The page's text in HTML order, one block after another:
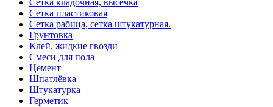
Сетка кладочная, высечка
Сетка пластиковая
Сетка рабица, сетка штукатурная.
Грунтовка
Клей, жидкие гвозди
Смеси для пола
Цемент
Шпатлёвка
Штукатурка
Герметик